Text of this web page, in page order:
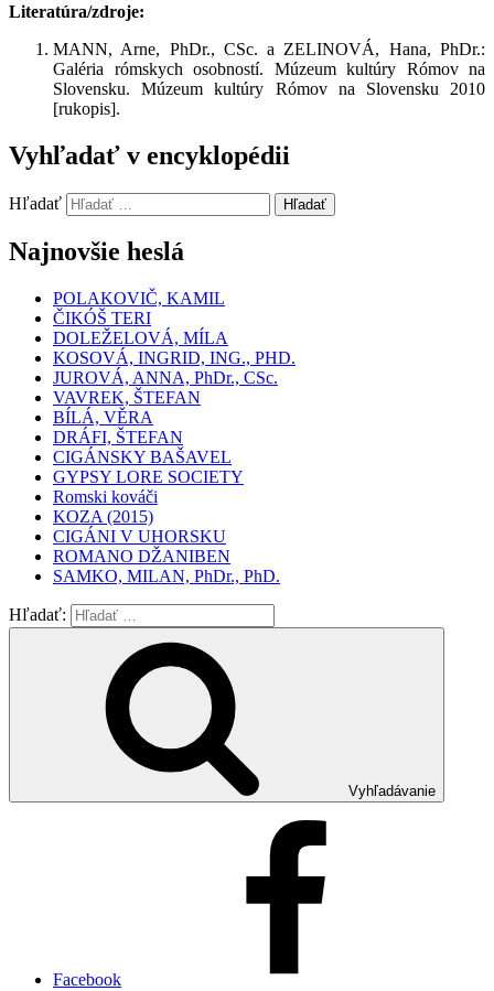
Literatúra/zdroje:
MANN, Arne, PhDr., CSc. a ZELINOVÁ, Hana, PhDr.:
Galéria rómskych osobností. Múzeum kultúry Rómov na
Slovensku. Múzeum kultúry Rómov na Slovensku 2010
[rukopis].
Vyhľadať v encyklopédii
Hľadať Hľadať
Najnovšie heslá
POLAKOVIČ, KAMIL
ČIKÓŠ TERI
DOLEŽELOVÁ, MÍLA
KOSOVÁ, INGRID, ING., PHD.
JUROVÁ, ANNA, PhDr., CSc.
VAVREK, ŠTEFAN
BÍLÁ, VĚRA
DRÁFI, ŠTEFAN
CIGÁNSKY BAŠAVEL
GYPSY LORE SOCIETY
Romski kováči
KOZA (2015)
CIGÁNI V UHORSKU
ROMANO DŽANIBEN
SAMKO, MILAN, PhDr., PhD.
Hľadať:
Vyhľadávanie
Facebook